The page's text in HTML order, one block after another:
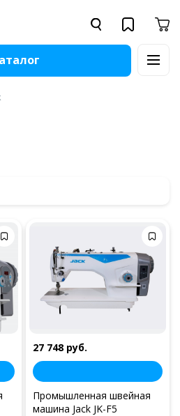
27 748 руб.
Промышленная швейная
машина Jack JK-F5